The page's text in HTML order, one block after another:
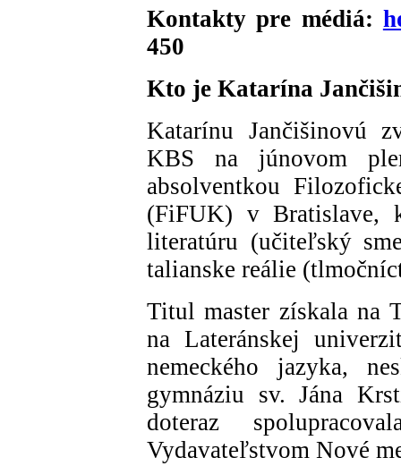
Kontakty pre médiá:
450
Kto je Katarína
Katarínu Jančišinovú
KBS na júnovom
absolventkou
(FiFUK) v Bratislave,
literatúru (učiteľský
talianske reálie
Titul master získala na
na Lateránskej
nemeckého jazyka,
gymnáziu sv. Jána
doteraz
Vydavateľstvom Nové